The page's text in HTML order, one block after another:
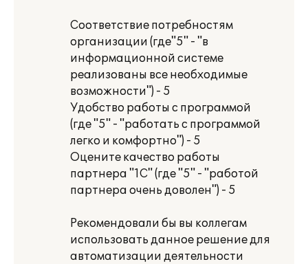
Соответствие потребностям
организации (где"5" - "в
информационной системе
реализованы все необходимые
возможности") - 5
Удобство работы с программой
(где "5" - "работать с программой
легко и комфортно") - 5
Оцените качество работы
партнера "1С" (где "5" - "работой
партнера очень доволен") - 5
Рекомендовали бы вы коллегам
использовать данное решение для
автоматизации деятельности